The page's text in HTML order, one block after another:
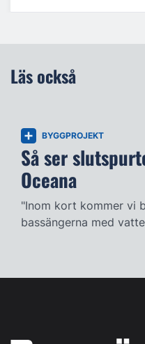
Läs också
BYGGPROJEKT
Så ser
Oceana
"Inom kort kommer vi
bassängerna med